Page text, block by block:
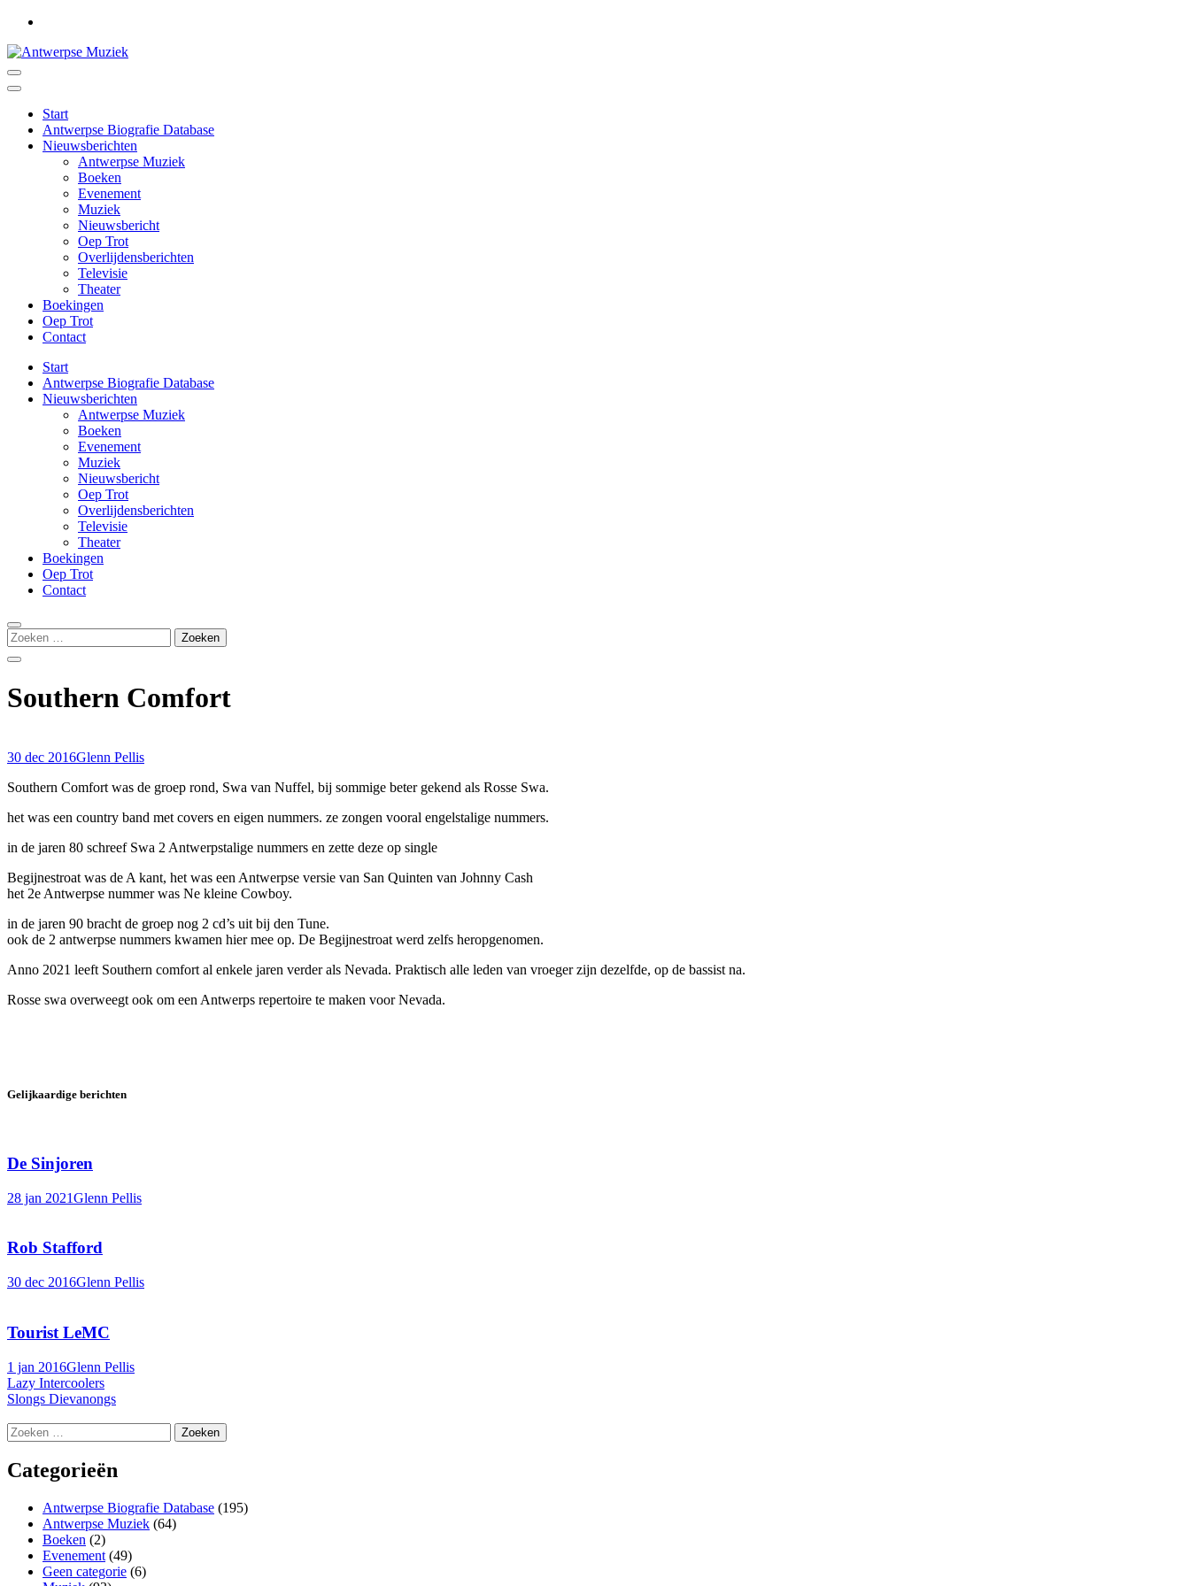
inhoud
(druk
op
Start
Antwerpse Biografie Database
Nieuwsberichten
Antwerpse Muziek
Boeken
Evenement
Muziek
Nieuwsbericht
Oep Trot
Overlijdensberichten
Televisie
Theater
Boekingen
Oep Trot
Contact
Start
Antwerpse Biografie Database
Nieuwsberichten
Antwerpse Muziek
Boeken
Evenement
Muziek
Nieuwsbericht
Oep Trot
Overlijdensberichten
Televisie
Theater
Boekingen
Oep Trot
Contact
Zoeken
naar:
Southern Comfort
30 dec 2016Glenn Pellis
Southern Comfort was de groep rond, Swa van Nuffel, bij sommige beter gekend als Rosse Swa.
het was een country band met covers en eigen nummers. ze zongen vooral engelstalige nummers.
in de jaren 80 schreef Swa 2 Antwerpstalige nummers en zette deze op single
Begijnestroat was de A kant, het was een Antwerpse versie van San Quinten van Johnny Cash
het 2e Antwerpse nummer was Ne kleine Cowboy.
in de jaren 90 bracht de groep nog 2 cd’s uit bij den Tune.
ook de 2 antwerpse nummers kwamen hier mee op. De Begijnestroat werd zelfs heropgenomen.
Anno 2021 leeft Southern comfort al enkele jaren verder als Nevada. Praktisch alle leden van vroeger zijn dezelfde, op de bassist na.
Rosse swa overweegt ook om een Antwerps repertoire te maken voor Nevada.
Gelijkaardige berichten
De Sinjoren
28 jan 2021Glenn Pellis
Rob Stafford
30 dec 2016Glenn Pellis
Tourist LeMC
1 jan 2016Glenn Pellis
Berichtnavigatie
Lazy Intercoolers
Slongs Dievanongs
Zoeken
naar:
Categorieën
Antwerpse Biografie Database (195)
Antwerpse Muziek (64)
Boeken (2)
Evenement (49)
Geen categorie (6)